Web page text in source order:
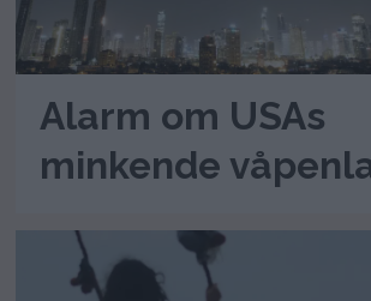
Alarm om USAs
minkende